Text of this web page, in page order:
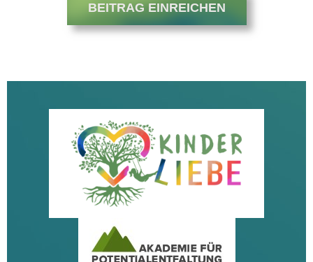
BEITRAG EINREICHEN